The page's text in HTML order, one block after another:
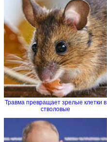
Травма превращает зрелые клетки в
стволовые